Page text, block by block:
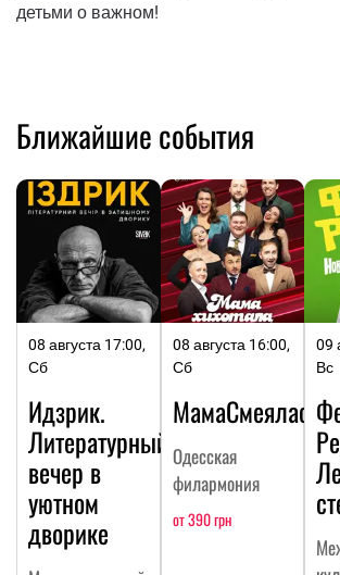
детьми о важном!
Ближайшие события
08 августа 17:00,
Сб
Идзрик.
Литературный
вечер в
уютном
дворике
08 августа 16:00,
Сб
МамаСмеялась
Одесская
филармония
от 390 грн
09
Вс